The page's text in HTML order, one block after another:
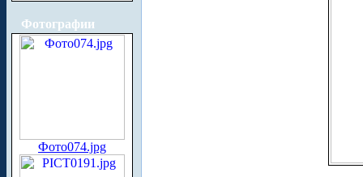
Фотографии
Фото074.jpg